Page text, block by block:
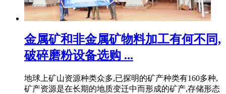
金属矿和非金属矿物料加工有何不同,
破碎磨粉设备选购 ...
地球上矿山资源种类众多,已探明的矿产种类有160多种,
矿产资源是在长期的地质变迁中而形成的矿产,存储形态